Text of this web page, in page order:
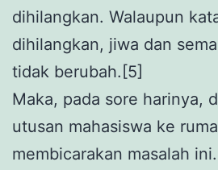
dihilangkan. Walaupun
dihilangkan, jiwa dan
tidak berubah.[5]
Maka, pada sore harinya,
utusan mahasiswa ke
membicarakan masalah